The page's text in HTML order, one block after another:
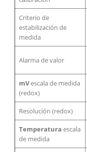
Criterio de
estabilización de
medida
Alarma de valor
mVescala de medida
(redox)
Resolución (redox)
Temperatura escala
de medida